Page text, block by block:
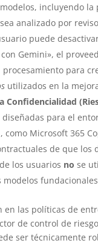
incluyendo la
analizado por
puede
Gemini», el
para
utilizados en la
Confidencialidad
diseñadas para el
como Microsoft 365
de que los
los usuarios no se
en las políticas de
de control de
ser técnicamente